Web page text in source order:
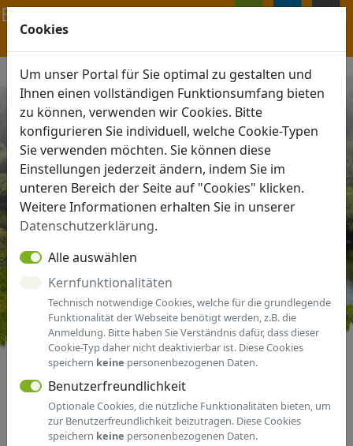
Cookies
Um unser Portal für Sie optimal zu gestalten und
Ihnen einen vollständigen Funktionsumfang bieten
zu können, verwenden wir Cookies. Bitte
konfigurieren Sie individuell, welche Cookie-Typen
Sie verwenden möchten. Sie können diese
Einstellungen jederzeit ändern, indem Sie im
unteren Bereich der Seite auf "Cookies" klicken.
Weitere Informationen erhalten Sie in unserer
Datenschutzerklärung.
Alle auswählen
Kernfunktionalitäten
Technisch notwendige Cookies, welche für die grundlegende
Funktionalität der Webseite benötigt werden, z.B. die
Anmeldung. Bitte haben Sie Verständnis dafür, dass dieser
Cookie-Typ daher nicht deaktivierbar ist. Diese Cookies
speichern keine personenbezogenen Daten.
Benutzerfreundlichkeit
Optionale Cookies, die nützliche Funktionalitäten bieten, um
zur Benutzerfreundlichkeit beizutragen. Diese Cookies
speichern keine personenbezogenen Daten.
Navigation ein-/ausblenden
MENÜ
BETRIEB EINES PFANDLEIH-
GEWERBES